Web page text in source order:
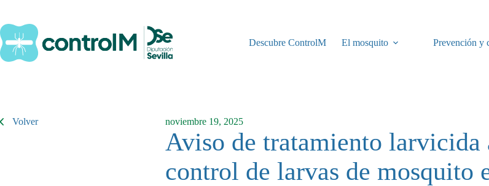
contenido
Descubre ControlM
El mosquito Prevención y
Volver noviembre 19, 2025
Aviso de tratamiento larvicida
control de larvas de mosquito